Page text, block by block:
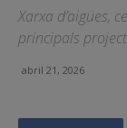
Xarxa d’aigües,
principals
abril 21, 2026